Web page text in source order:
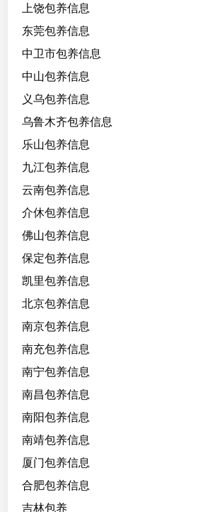
/
1
6
/
1
0
，
会
一
马
钢
没
考
级
，
听
懂
事
不
不
上饶包养信息
东莞包养信息
中卫市包养信息
中山包养信息
义乌包养信息
乌鲁木齐包养信息
乐山包养信息
九江包养信息
云南包养信息
介休包养信息
佛山包养信息
保定包养信息
凯里包养信息
北京包养信息
南京包养信息
南充包养信息
南宁包养信息
南昌包养信息
南阳包养信息
南靖包养信息
厦门包养信息
合肥包养信息
吉林包养